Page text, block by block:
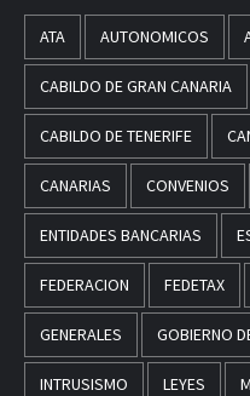
ATA AUTONOMICOS
CABILDO DE GRAN CANARIA
CABILDO DE TENERIFE
CANARIAS CONVENIOS
ENTIDADES BANCARIAS
FEDERACION FEDETAX
GENERALES GOBIERNO
INTRUSISMO LEYES